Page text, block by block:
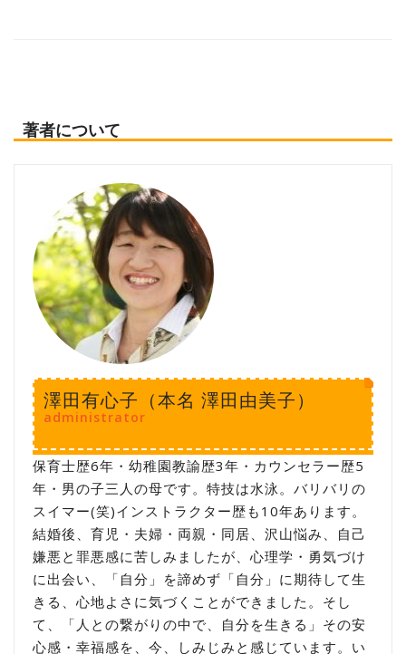
著者について
澤田有心子（本名 澤田由美子）
administrator
保育士歴6年・幼稚園教諭歴3年・カウンセラー歴5
年・男の子三人の母です。特技は水泳。バリバリの
スイマー(笑)インストラクター歴も10年あります。
結婚後、育児・夫婦・両親・同居、沢山悩み、自己
嫌悪と罪悪感に苦しみましたが、心理学・勇気づけ
に出会い、「自分」を諦めず「自分」に期待して生
きる、心地よさに気づくことができました。そし
て、「人との繋がりの中で、自分を生きる」その安
心感・幸福感を、今、しみじみと感じています。い